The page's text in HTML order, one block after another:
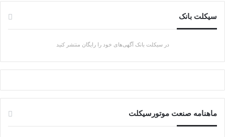
سیکلت بانک
در سیکلت بانک آگهی‌های خود را رایگان منتشر کنید
ماهنامه صنعت موتورسیکلت